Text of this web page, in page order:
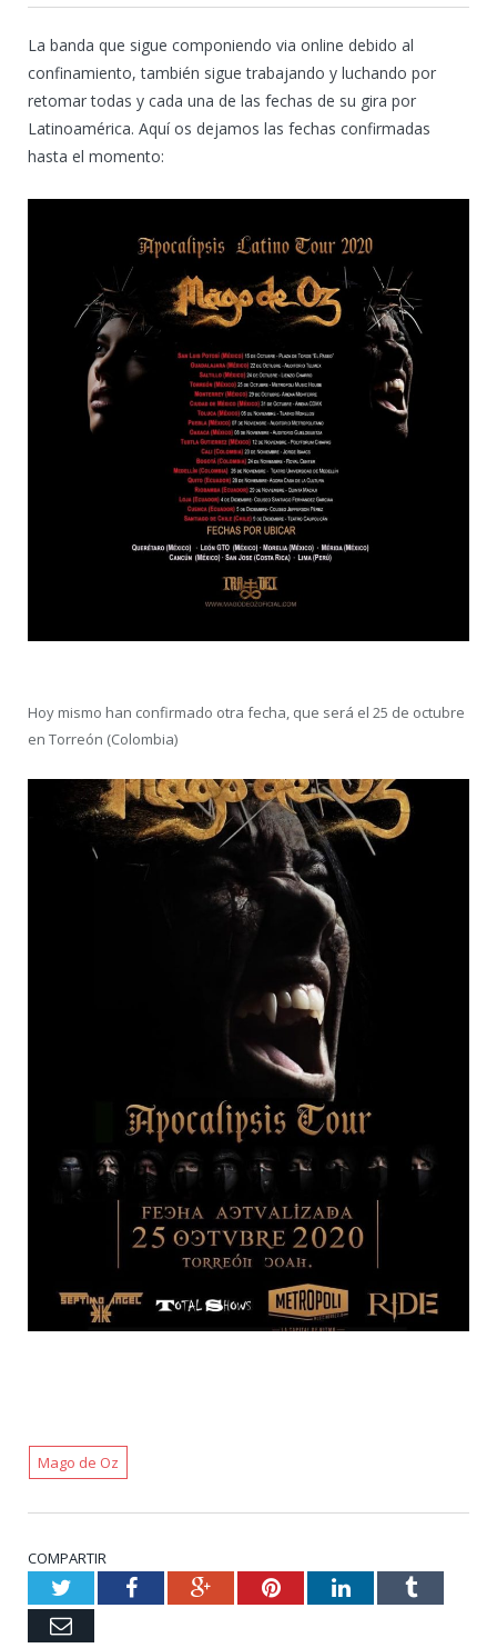
La banda que sigue componiendo via online debido al
confinamiento, también sigue trabajando y luchando por
retomar todas y cada una de las fechas de su gira por
Latinoamérica. Aquí os dejamos las fechas confirmadas
hasta el momento:
Hoy mismo han confirmado otra fecha, que será el 25 de octubre
en Torreón (Colombia)
Mago de Oz
COMPARTIR
TwitterFacebookGoogle+PinterestLinkedInTumblr
Email